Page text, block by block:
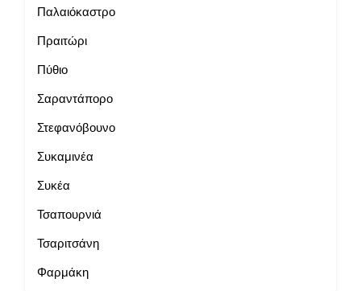
Παλαιόκαστρο
Πραιτώρι
Πύθιο
Σαραντάπορο
Στεφανόβουνο
Συκαμινέα
Συκέα
Τσαπουρνιά
Τσαριτσάνη
Φαρμάκη